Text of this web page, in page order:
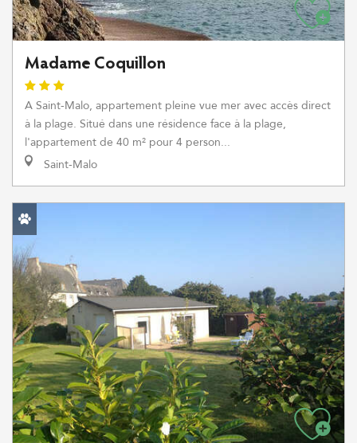
Madame Coquillon
A Saint-Malo, appartement pleine vue mer avec accès direct
à la plage. Situé dans une résidence face à la plage,
l'appartement de 40 m² pour 4 person...
Saint-Malo